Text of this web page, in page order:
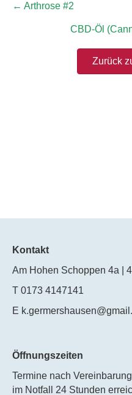
← Arthrose #2
CBD-Öl
Zurück
Kontakt
Am Hohen Schoppen 4a |
T 0173 4147141
E
Öffnungszeiten
Termine nach Vereinbarung
im Notfall 24 Stunden